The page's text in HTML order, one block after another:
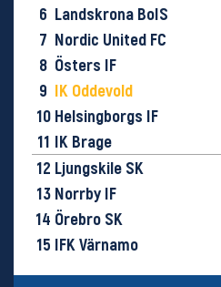
6 Landskrona BoIS
7 Nordic United FC
8 Östers IF
9 IK Oddevold
10 Helsingborgs IF
11 IK Brage
12 Ljungskile SK
13 Norrby IF
14 Örebro SK
15 IFK Värnamo